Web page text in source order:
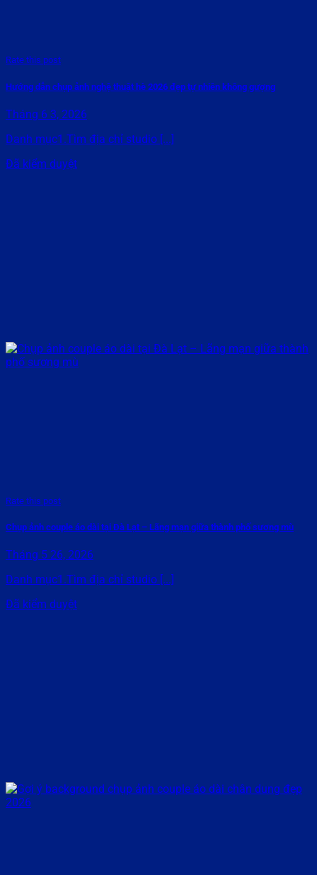
Rate this post
Hướng dẫn chụp ảnh nghệ thuật hè 2026 đẹp tự nhiên không gượng
Tháng 6 3, 2026
Danh mục1.Tìm địa chỉ studio [...]
Đã kiểm duyệt
Rate this post
Chụp ảnh couple áo dài tại Đà Lạt – Lãng mạn giữa thành phố sương mù
Tháng 5 26, 2026
Danh mục1.Tìm địa chỉ studio [...]
Đã kiểm duyệt